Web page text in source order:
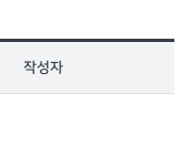
작성자